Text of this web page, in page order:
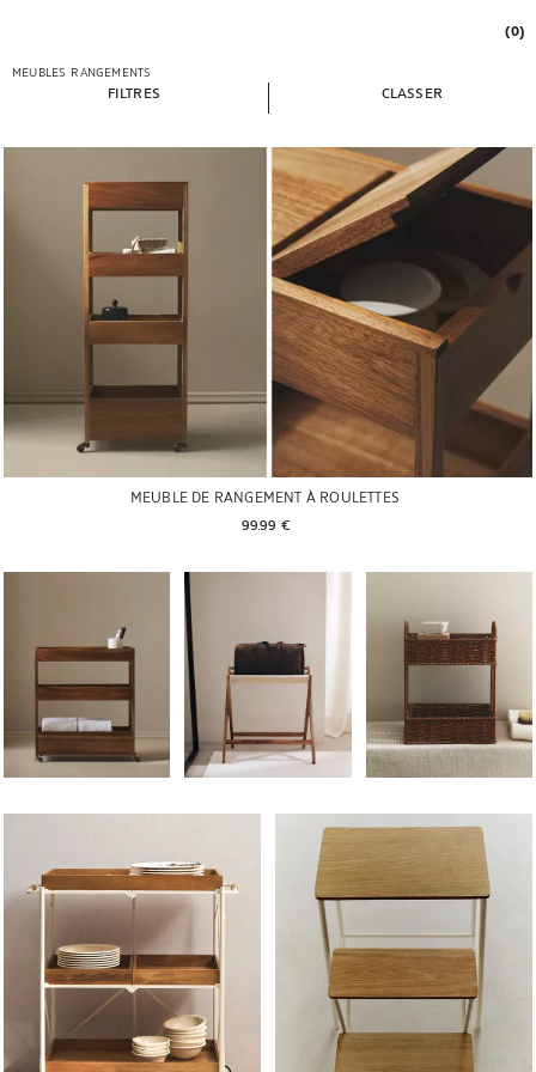
(0)
MEUBLES RANGEMENTS
FILTRES CLASSER
MEUBLE DE RANGEMENT À ROULETTES
99.99 €
Image changée en 1 de 6 Image changée en 1 de 7 Image changée en 1 de
Image changée en 1 de 6 Image changée en 1 de 6